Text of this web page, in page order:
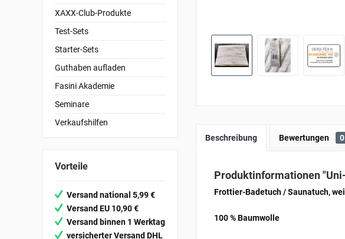
XAXX-Club-Produkte
Test-Sets
Starter-Sets
Guthaben aufladen
Fasini Akademie
Seminare
Verkaufshilfen
Vorteile
Versand national 5,99 €
Versand EU 10,90 €
Versand binnen 1 Werktag
versicherter Versand DHL
Beschreibung Bewertungen 0
Produktinformationen
Frottier-Badetuch / Saunatuch,
100 % Baumwolle